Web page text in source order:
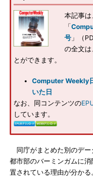
本記事
「
号 」（
の全文は
とができます。
Computer Weekly
いた日
なお、同コンテンツの
しています。
同庁がまとめた別のデー
都市部のバーミンガムに消
置されている理由が分かる